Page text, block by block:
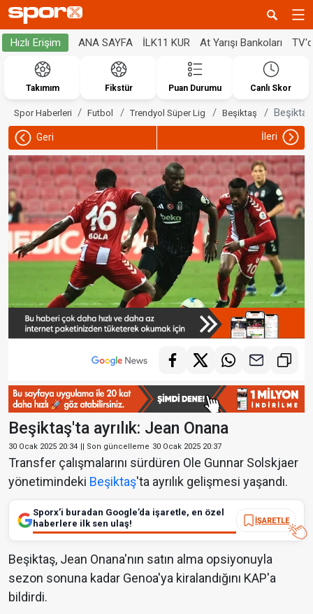
Hızlı Erişim ANA SAYFA İLK11 KUR At Yarışı Bankoları
Takımım Fikstür Puan Durumu Canlı Skor
Spor Haberleri Futbol Trendyol Süper Lig Beşiktaş
Geri İleri
Beşiktaş'ta ayrılık: Jean Onana
30 Ocak 2025 20:34 || Son güncelleme 30 Ocak 2025 20:37
Transfer çalışmalarını sürdüren Ole Gunnar Solskjaer
yönetimindeki Beşiktaş'ta ayrılık gelişmesi yaşandı.
Sporx’i buradan Google’da işaretle, en özel
haberlere ilk sen ulaş!
İŞARETLE
Beşiktaş, Jean Onana'nın satın alma opsiyonuyla
sezon sonuna kadar Genoa'ya kiralandığını KAP'a
bildirdi.